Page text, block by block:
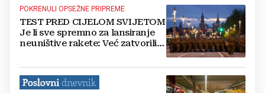
POKRENULI OPSEŽNE PRIPREME
TEST PRED CIJELOM SVIJETOM
Je li sve spremno za lansiranje
neuništive rakete: Već zatvorili